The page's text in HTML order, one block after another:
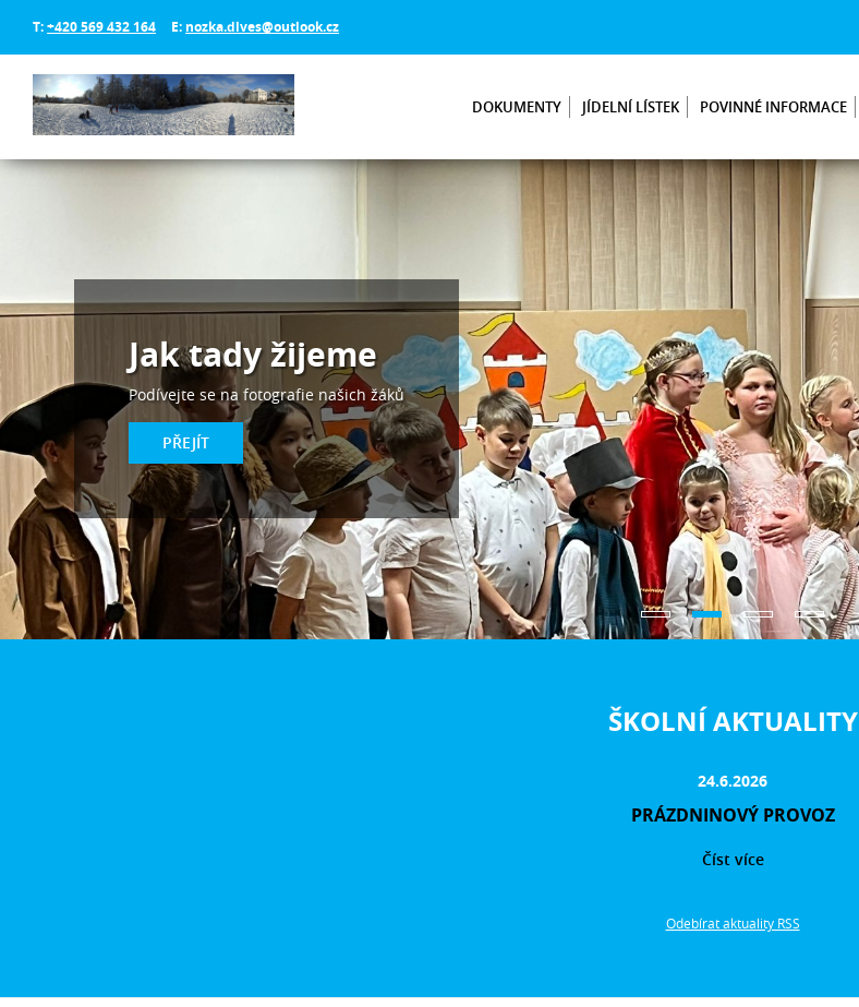
T:+420 569 432 164 E: nozka.dlves@outlook.cz
DOKUMENTY JÍDELNÍ LÍSTEK POVINNÉ INFORMACE
Jak tady žijeme
Podívejte se na fotografie našich žáků
PŘEJÍT
ŠKOLNÍ AKTUALITY
24.6.2026
PRÁZDNINOVÝ PROVOZ
Číst více
Odebírat aktuality RSS